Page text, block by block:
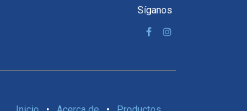
Síganos